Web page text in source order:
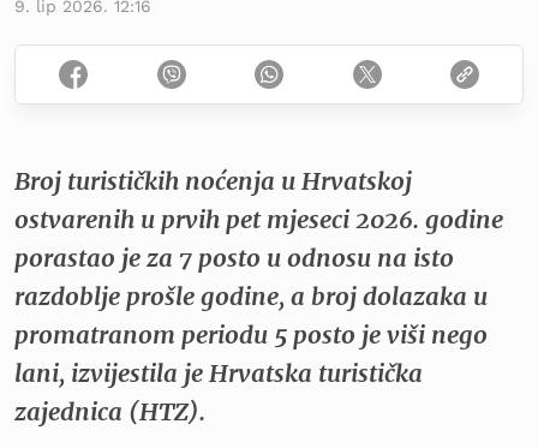
9. lip 2026. 12:16
Broj turističkih noćenja u Hrvatskoj
ostvarenih u prvih pet mjeseci 2026. godine
porastao je za 7 posto u odnosu na isto
razdoblje prošle godine, a broj dolazaka u
promatranom periodu 5 posto je viši nego
lani, izvijestila je Hrvatska turistička
zajednica (HTZ).